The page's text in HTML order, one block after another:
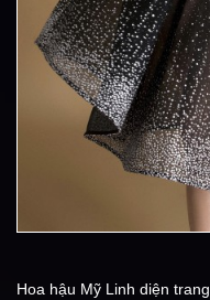
Hoa hậu Mỹ Linh diện